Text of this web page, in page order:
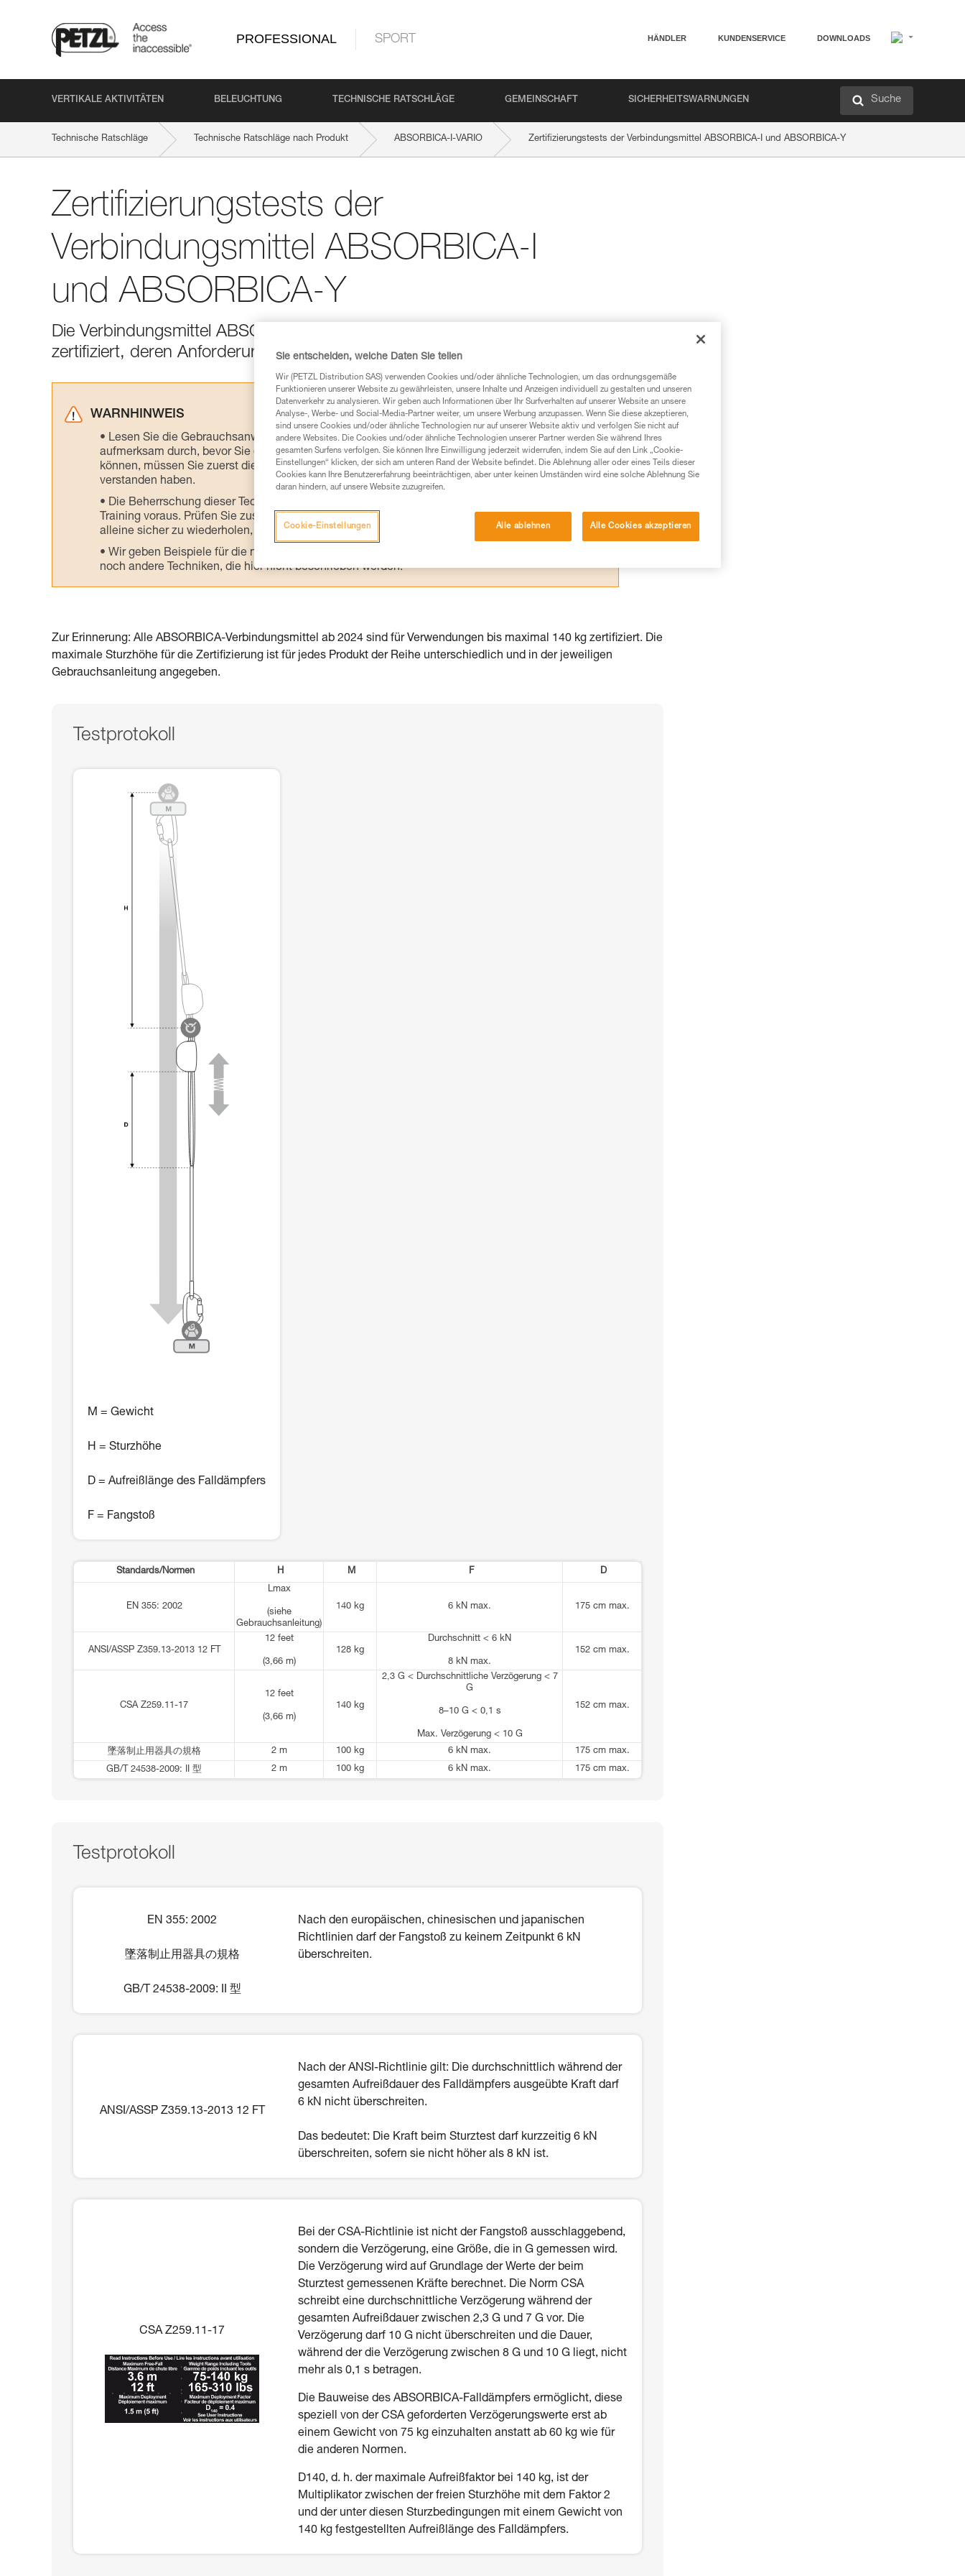
PROFESSIONAL SPORT HÄNDLER KUNDENSERVICE DOWNLOADS
VERTIKALE AKTIVITÄTEN BELEUCHTUNG TECHNISCHE RATSCHLÄGE GEMEINSCHAFT SICHERHEITSWARNUNGEN Suche
Technische Ratschläge Technische Ratschläge nach Produkt ABSORBICA-I-VARIO Zertifizierungstests der Verbindungsmittel ABSORBICA-I und ABSORBICA-Y
Zertifizierungstests der
Verbindungsmittel ABSORBICA-I
und ABSORBICA-Y
Die Verbindungsmittel ABSORBICA-I und -Y sind nach mehreren Normen
zertifiziert, deren Anforderungen nicht vollkommen identisch sind.
WARNHINWEIS
Lesen Sie die Gebrauchsanweisungen der Produkte, um die es in diesem Tech Tipp geht,
aufmerksam durch, bevor Sie diesen zu Rate ziehen. Um diese Zusatzinformationen verstehen zu
können, müssen Sie zuerst die in der Gebrauchsanweisung enthaltenen Informationen richtig
verstanden haben.
Die Beherrschung dieser Techniken setzt eine entsprechende Ausbildung und ein spezielles
Training voraus. Prüfen Sie zusammen mit einem Profi, ob Sie in der Lage sind, den Vorgang
alleine sicher zu wiederholen, bevor Sie ihn eigenständig durchführen.
Wir geben Beispiele für die mit Ihrer Aktivität verbundenen Techniken. Möglicherweise gibt es
noch andere Techniken, die hier nicht beschrieben werden.
Zur Erinnerung: Alle ABSORBICA-Verbindungsmittel ab 2024 sind für Verwendungen bis maximal 140 kg zertifiziert. Die
maximale Sturzhöhe für die Zertifizierung ist für jedes Produkt der Reihe unterschiedlich und in der jeweiligen
Gebrauchsanleitung angegeben.
Testprotokoll
M = Gewicht
H = Sturzhöhe
D = Aufreißlänge des Falldämpfers
F = Fangstoß
Standards/Normen H M F D
EN 355: 2002
Lmax
(siehe
Gebrauchsanleitung)
140 kg 6 kN max. 175 cm max.
ANSI/ASSP Z359.13-2013 12 FT
12 feet
(3,66 m)
128 kg
Durchschnitt < 6 kN
8 kN max.
152 cm max.
CSA Z259.11-17
12 feet
(3,66 m)
140 kg
2,3 G < Durchschnittliche Verzögerung < 7
G
8–10 G < 0,1 s
Max. Verzögerung < 10 G
152 cm max.
墜落制止用器具の規格 2 m 100 kg 6 kN max.
175 cm max.
GB/T 24538-2009: II 型
2 m 100 kg 6 kN max. 175 cm max.
Testprotokoll
EN 355: 2002
墜落制止用器具の規格
GB/T 24538-2009: II 型
Nach den europäischen, chinesischen und japanischen
Richtlinien darf der Fangstoß zu keinem Zeitpunkt 6 kN
überschreiten.
ANSI/ASSP Z359.13-2013 12 FT
Nach der ANSI-Richtlinie gilt: Die durchschnittlich während der
gesamten Aufreißdauer des Falldämpfers ausgeübte Kraft darf
6 kN nicht überschreiten.
Das bedeutet: Die Kraft beim Sturztest darf kurzzeitig 6 kN
überschreiten, sofern sie nicht höher als 8 kN ist.
CSA Z259.11-17
Bei der CSA-Richtlinie ist nicht der Fangstoß ausschlaggebend,
sondern die Verzögerung, eine Größe, die in G gemessen wird.
Die Verzögerung wird auf Grundlage der Werte der beim
Sturztest gemessenen Kräfte berechnet. Die Norm CSA
schreibt eine durchschnittliche Verzögerung während der
gesamten Aufreißdauer zwischen 2,3 G und 7 G vor. Die
Verzögerung darf 10 G nicht überschreiten und die Dauer,
während der die Verzögerung zwischen 8 G und 10 G liegt, nicht
mehr als 0,1 s betragen.
Die Bauweise des ABSORBICA-Falldämpfers ermöglicht, diese
speziell von der CSA geforderten Verzögerungswerte erst ab
einem Gewicht von 75 kg einzuhalten anstatt ab 60 kg wie für
die anderen Normen.
D140, d. h. der maximale Aufreißfaktor bei 140 kg, ist der
Multiplikator zwischen der freien Sturzhöhe mit dem Faktor 2
und der unter diesen Sturzbedingungen mit einem Gewicht von
140 kg festgestellten Aufreißlänge des Falldämpfers.
Sie entscheiden, welche Daten Sie teilen
Wir (PETZL Distribution SAS) verwenden Cookies und/oder ähnliche Technologien, um das ordnungsgemäße
Funktionieren unserer Website zu gewährleisten, unsere Inhalte und Anzeigen individuell zu gestalten und unseren
Datenverkehr zu analysieren. Wir geben auch Informationen über Ihr Surfverhalten auf unserer Website an unsere
Analyse-, Werbe- und Social-Media-Partner weiter, um unsere Werbung anzupassen. Wenn Sie diese akzeptieren,
sind unsere Cookies und/oder ähnliche Technologien nur auf unserer Website aktiv und verfolgen Sie nicht auf
andere Websites. Die Cookies und/oder ähnliche Technologien unserer Partner werden Sie während Ihres
gesamten Surfens verfolgen. Sie können Ihre Einwilligung jederzeit widerrufen, indem Sie auf den Link „Cookie-
Einstellungen“ klicken, der sich am unteren Rand der Website befindet. Die Ablehnung aller oder eines Teils dieser
Cookies kann Ihre Benutzererfahrung beeinträchtigen, aber unter keinen Umständen wird eine solche Ablehnung Sie
daran hindern, auf unsere Website zuzugreifen.
Alle ablehnen Alle Cookies akzeptieren
Cookie-Einstellungen